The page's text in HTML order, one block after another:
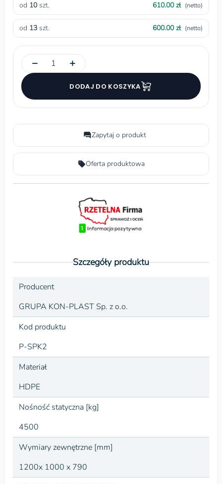
od 10szt. 610.00 zł (netto)
od 13 szt. 600.00 zł (netto)
− +
DODAJ DO KOSZYKA
Zapytaj o produkt
Oferta produktowa
Szczegóły produktu
Producent
GRUPA KON-PLAST Sp. z o.o.
Kod produktu
P-SPK2
Materiał
HDPE
Nośność statyczna [kg]
4500
Wymiary zewnętrzne [mm]
1200x 1000 x 790